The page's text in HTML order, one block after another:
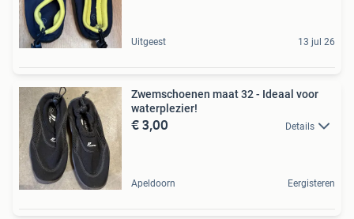
Uitgeest 13 jul 26
Zwemschoenen maat 32 - Ideaal voor
waterplezier!
€ 3,00 Details
Apeldoorn Eergisteren